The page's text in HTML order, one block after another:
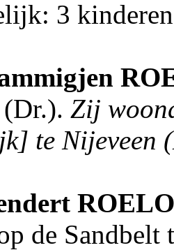
3
Zij
te Nijeveen
de Sandbelt